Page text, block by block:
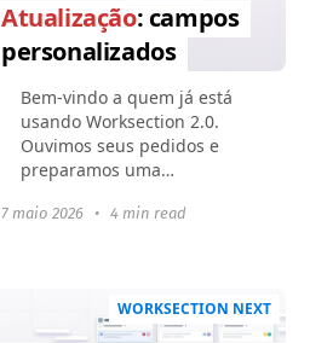
Atualização: campos
personalizados
Bem-vindo a quem já está
usando Worksection 2.0.
Ouvimos seus pedidos e
preparamos uma
a flexibilidade dos processos
7 maio 2026 • 4 min read
WORKSECTION NEXT